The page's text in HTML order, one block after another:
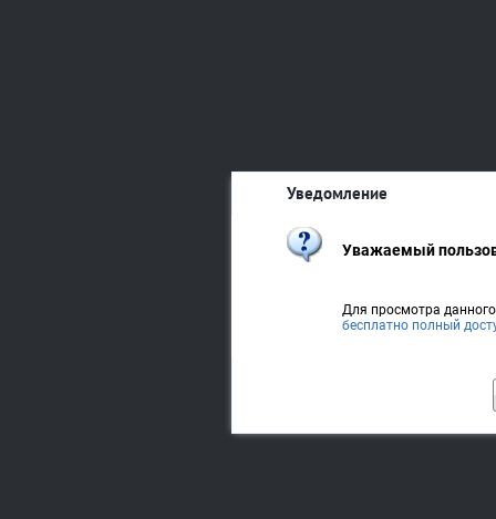
Уведомление
Уважаемый
Для просмотра
бесплатно полный